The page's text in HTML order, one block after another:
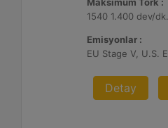
Emisyonlar :
Detay